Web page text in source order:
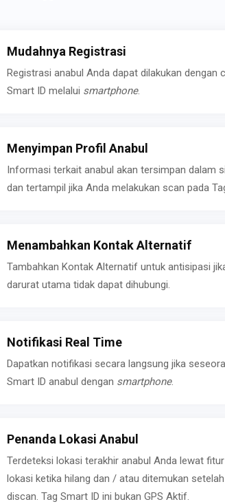
Mudahnya Registrasi
Registrasi anabul Anda dapat dilakukan dengan
Smart ID melalui smartphone.
Menyimpan Profil Anabul
Informasi terkait anabul akan tersimpan dalam
dan tertampil jika Anda melakukan scan pada
Menambahkan Kontak Alternatif
Tambahkan Kontak Alternatif untuk antisipasi
darurat utama tidak dapat dihubungi.
Notifikasi Real Time
Dapatkan notifikasi secara langsung jika
Smart ID anabul dengan smartphone.
Penanda Lokasi Anabul
Terdeteksi lokasi terakhir anabul Anda lewat
lokasi ketika hilang dan / atau ditemukan
discan. Tag Smart ID ini bukan GPS Aktif.